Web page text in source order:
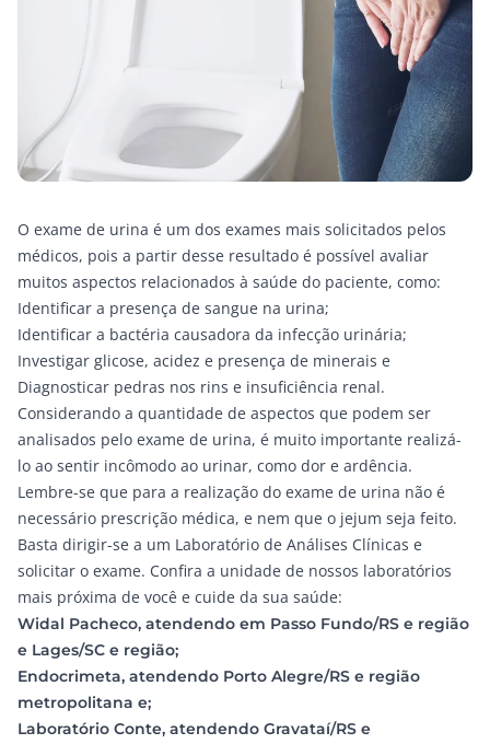
O exame de urina é um dos exames mais solicitados pelos
médicos, pois a partir desse resultado é possível avaliar
muitos aspectos relacionados à saúde do paciente, como:
Identificar a presença de sangue na urina;
Identificar a bactéria causadora da infecção urinária;
Investigar glicose, acidez e presença de minerais e
Diagnosticar pedras nos rins e insuficiência renal.
Considerando a quantidade de aspectos que podem ser
analisados pelo exame de urina, é muito importante realizá-
lo ao sentir incômodo ao urinar, como dor e ardência.
Lembre-se que para a realização do exame de urina não é
necessário prescrição médica, e nem que o jejum seja feito.
Basta dirigir-se a um Laboratório de Análises Clínicas e
solicitar o exame. Confira a unidade de nossos laboratórios
mais próxima de você e cuide da sua saúde:
Widal Pacheco, atendendo em Passo Fundo/RS e região
e Lages/SC e região;
Endocrimeta, atendendo Porto Alegre/RS e região
metropolitana e;
Laboratório Conte, atendendo Gravataí/RS e